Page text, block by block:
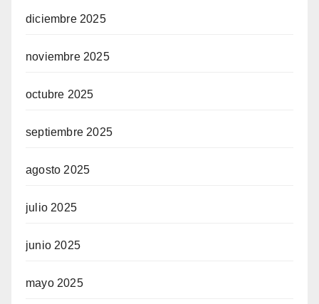
diciembre 2025
noviembre 2025
octubre 2025
septiembre 2025
agosto 2025
julio 2025
junio 2025
mayo 2025